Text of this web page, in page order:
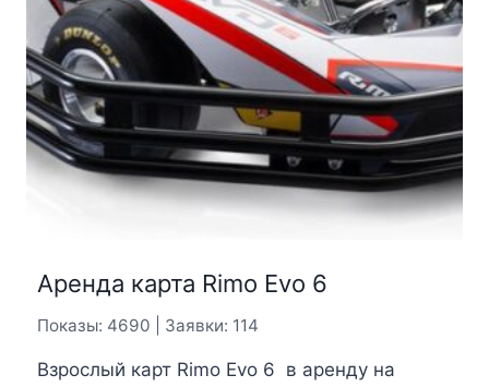
Аренда карта Rimo Evo 6
Показы: 4690 | Заявки: 114
Взрослый карт Rimo Evo 6 в аренду на